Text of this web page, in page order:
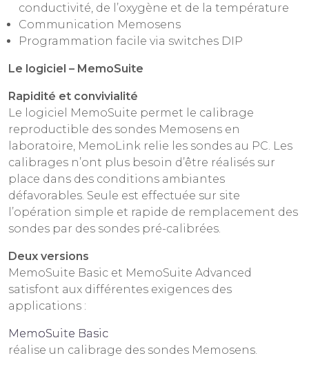
conductivité, de l’oxygène et de la température
Communication Memosens
Programmation facile via switches DIP
Le logiciel – MemoSuite
Rapidité et convivialité
Le logiciel MemoSuite permet le calibrage
reproductible des sondes Memosens en
laboratoire, MemoLink relie les sondes au PC. Les
calibrages n’ont plus besoin d’être réalisés sur
place dans des conditions ambiantes
défavorables. Seule est effectuée sur site
l’opération simple et rapide de remplacement des
sondes par des sondes pré-calibrées.
Deux versions
MemoSuite Basic et MemoSuite Advanced
satisfont aux différentes exigences des
applications :
MemoSuite Basic
réalise un calibrage des sondes Memosens.